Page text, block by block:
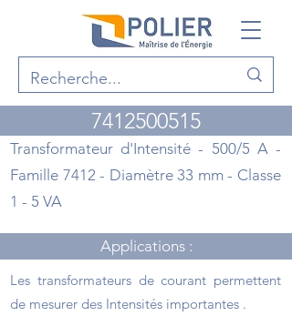
7412500515
Transformateur d'Intensité - 500/5 A -
Famille 7412 - Diamètre 33 mm - Classe
1 - 5 VA
Applications :
Les transformateurs de courant permettent
de mesurer des Intensités importantes .